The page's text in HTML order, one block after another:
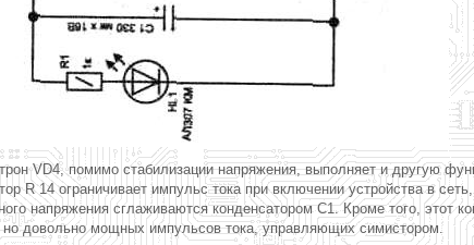
VD4, помимо стабилизации напряжения, выполняет и другую
R 14 ограничивает импульс тока при включении устройства в
напряжения сглаживаются конденсатором С1. Кроме того, этот
но довольно мощных импульсов тока, управляющих симистором.